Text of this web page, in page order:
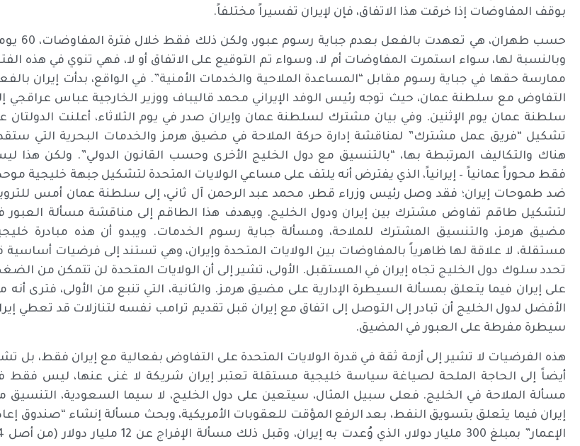
بوقف المفاوضات إذا خرقت هذا الاتفاق، فإن لإيران تفسيراً مختلفاً.
حسب طهران، هي تعهدت بالفعل بعدم جباية رسوم عبور،
وبالنسبة لها، سواء استمرت المفاوضات أم لا، وسواء تم التوقيع على الاتفاق أو لا، فهي تنوي في هذه
ممارسة حقها في جباية رسوم مقابل “المساعدة الملاحية والخدمات الأمنية”. في الواقع، بدأت إيران
التفاوض مع سلطنة عمان، حيث توجه رئيس الوفد الإيراني محمد قاليباف ووزير الخارجية عباس عراقجي
سلطنة عمان يوم الإثنين. وفي بيان مشترك لسلطنة عمان وإيران صدر في يوم الثلاثاء، أعلنت الدولتان
تشكيل “فريق عمل مشترك” لمناقشة إدارة حركة الملاحة في مضيق هرمز والخدمات البحرية التي
هناك والتكاليف المرتبطة بها، “بالتنسيق مع دول الخليج الأخرى وحسب القانون الدولي”. ولكن هذا
فقط محوراً عمانياً – إيرانياً، الذي يفترض أنه يلتف على مساعي الولايات المتحدة لتشكيل جبهة خليجية
ضد طموحات إيران؛ فقد وصل رئيس وزراء قطر، محمد عبد الرحمن آل ثاني، إلى سلطنة عمان أمس
لتشكيل طاقم تفاوض مشترك بين إيران ودول الخليج. ويهدف هذا الطاقم إلى مناقشة مسألة العبور
مضيق هرمز، والتنسيق المشترك للملاحة، ومسألة جباية رسوم الخدمات. ويبدو أن هذه مبادرة
مستقلة، لا علاقة لها ظاهرياً بالمفاوضات بين الولايات المتحدة وإيران، وهي تستند إلى فرضيات أساسية
تحدد سلوك دول الخليج تجاه إيران في المستقبل. الأولى، تشير إلى أن الولايات المتحدة لن تتمكن من
على إيران فيما يتعلق بمسألة السيطرة الإدارية على مضيق هرمز. والثانية، التي تنبع من الأولى، فترى أنه
الأفضل لدول الخليج أن تبادر إلى التوصل إلى اتفاق مع إيران قبل تقديم ترامب نفسه لتنازلات قد تعطي
سيطرة مفرطة على العبور في المضيق.
هذه الفرضيات لا تشير إلى أزمة ثقة في قدرة الولايات المتحدة على التفاوض بفعالية مع إيران فقط، بل
أيضاً إلى الحاجة الملحة لصياغة سياسة خليجية مستقلة تعتبر إيران شريكة لا غنى عنها، ليس فقط
مسألة الملاحة في الخليج. فعلى سبيل المثال، سيتعين على دول الخليج، لا سيما السعودية، التنسيق
إيران فيما يتعلق بتسويق النفط، بعد الرفع المؤقت للعقوبات الأمريكية، وبحث مسألة إنشاء “صندوق
الإعمار” بمبلغ